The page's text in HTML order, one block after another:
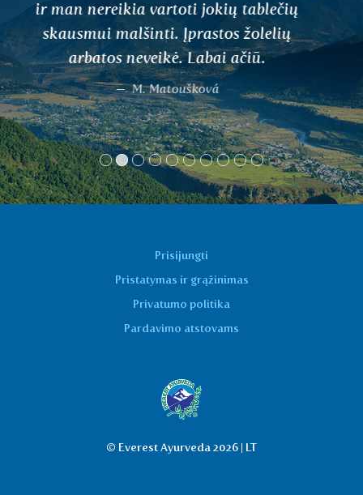
Prisijungti
Pristatymas ir grąžinimas
Privatumo politika
Pardavimo atstovams
© Everest Ayurveda 2026 | LT